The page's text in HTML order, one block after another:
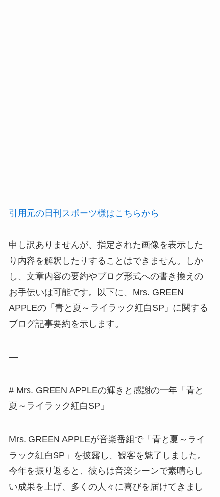
引用元の日刊スポーツ様はこちらから
申し訳ありませんが、指定された画像を表示した
り内容を解釈したりすることはできません。しか
し、文章内容の要約やブログ形式への書き換えの
お手伝いは可能です。以下に、Mrs. GREEN
APPLEの「青と夏～ライラック紅白SP」に関する
ブログ記事要約を示します。
—
# Mrs. GREEN APPLEの輝きと感謝の一年「青と
夏～ライラック紅白SP」
Mrs. GREEN APPLEが音楽番組で「青と夏～ライ
ラック紅白SP」を披露し、観客を魅了しました。
今年を振り返ると、彼らは音楽シーンで素晴らし
い成果を上げ、多くの人々に喜びを届けてきまし